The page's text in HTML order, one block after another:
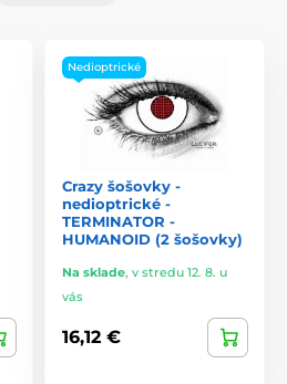
Nedioptrické
Crazy šošovky -
nedioptrické -
TERMINATOR -
HUMANOID (2 šošovky)
Na sklade, v stredu 12. 8. u
vás
16,12 €